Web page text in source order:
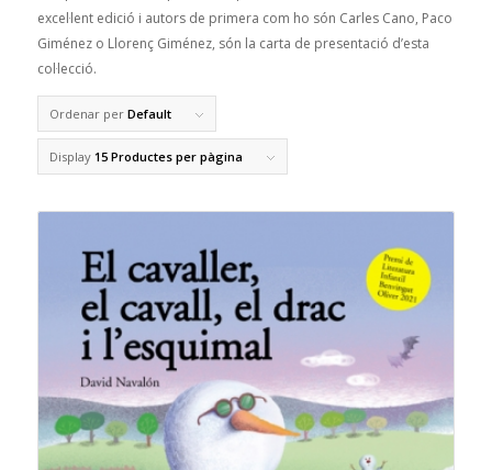
excel·lent edició i autors de primera com ho són Carles Cano, Paco
Giménez o Llorenç Giménez, són la carta de presentació d’esta
col·lecció.
Ordenar per Default
Display 15 Productes per pàgina